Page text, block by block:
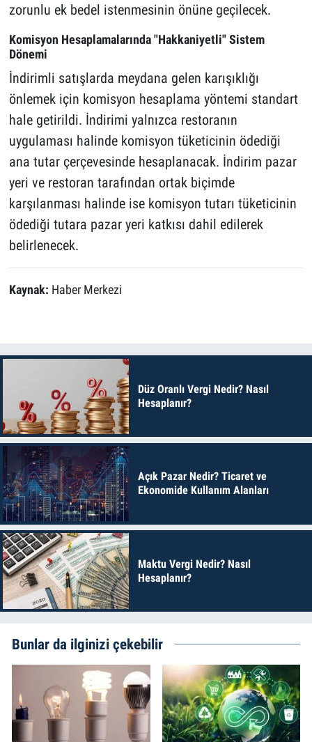
zorunlu ek bedel istenmesinin önüne geçilecek.
Komisyon Hesaplamalarında "Hakkaniyetli" Sistem
Dönemi
İndirimli satışlarda meydana gelen karışıklığı
önlemek için komisyon hesaplama yöntemi standart
hale getirildi. İndirimi yalnızca restoranın
uygulaması halinde komisyon tüketicinin ödediği
ana tutar çerçevesinde hesaplanacak. İndirim pazar
yeri ve restoran tarafından ortak biçimde
karşılanması halinde ise komisyon tutarı tüketicinin
ödediği tutara pazar yeri katkısı dahil edilerek
belirlenecek.
Kaynak: Haber Merkezi
Düz Oranlı Vergi Nedir? Nasıl
Hesaplanır?
Açık Pazar Nedir? Ticaret ve
Ekonomide Kullanım Alanları
Maktu Vergi Nedir? Nasıl
Hesaplanır?
Bunlar da ilginizi çekebilir